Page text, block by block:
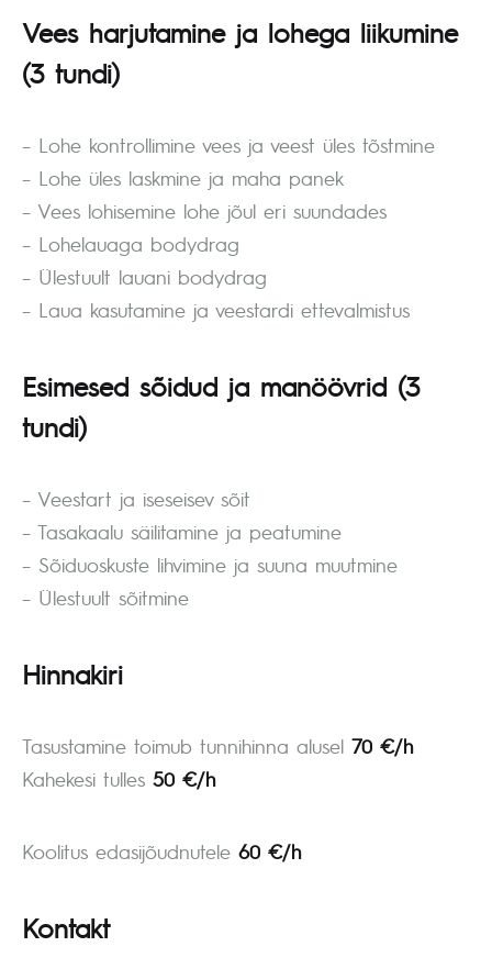
Vees harjutamine ja lohega liikumine
(3 tundi)
– Lohe kontrollimine vees ja veest üles tõstmine
– Lohe üles laskmine ja maha panek
– Vees lohisemine lohe jõul eri suundades
– Lohelauaga bodydrag
– Ülestuult lauani bodydrag
– Laua kasutamine ja veestardi ettevalmistus
Esimesed sõidud ja manöövrid (3
tundi)
– Veestart ja iseseisev sõit
– Tasakaalu säilitamine ja peatumine
– Sõiduoskuste lihvimine ja suuna muutmine
– Ülestuult sõitmine
Hinnakiri
Tasustamine toimub tunnihinna alusel 70 €/h
Kahekesi tulles 50 €/h
Koolitus edasijõudnutele 60 €/h
Kontakt